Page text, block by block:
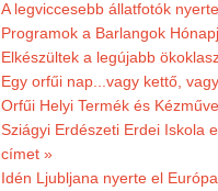
A legviccesebb állatfotók
Programok a Barlangok
Elkészültek a legújabb
Egy orfűi nap...vagy kettő,
Orfűi Helyi Termék és
Sziágyi Erdészeti Erdei Iskola
címet »
Idén Ljubljana nyerte el